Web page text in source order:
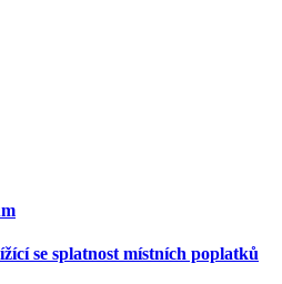
se splatnost místních poplatků